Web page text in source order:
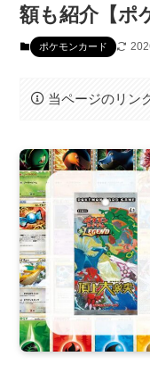
額も紹介【ポ
ポケモンカード
当ページのリン